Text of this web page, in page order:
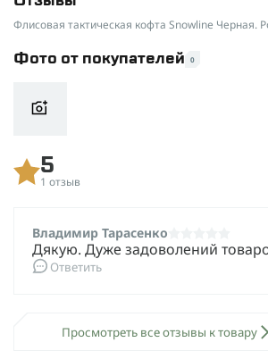
Размер
Флисовая тактическая кофта Snowline Черная.
Фото от покупателей 0
5
1 отзыв
Владимир Тарасенко
Дякую. Дуже задоволений
Ответить
Просмотреть все отзывы к товару